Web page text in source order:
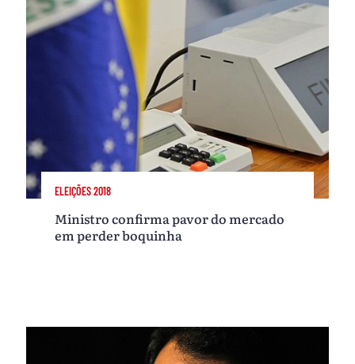
ELEIÇÕES 2018
Ministro confirma pavor do mercado
em perder boquinha